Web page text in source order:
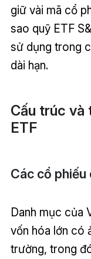
giữ vài mã cổ
sao quỹ ETF
sử dụng trong
dài hạn.
Cấu trúc và
ETF
Các cổ phiếu
Danh mục của
vốn hóa lớn có
trường, trong